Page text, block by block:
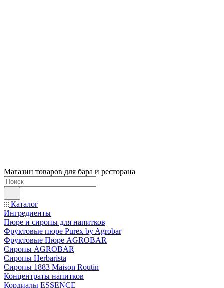
Магазин товаров для бара и ресторана
Каталог
Ингредиенты
Пюре и сиропы для напитков
Фруктовые пюре Purex by Agrobar
Фруктовые Пюре AGROBAR
Сиропы AGROBAR
Сиропы Herbarista
Сиропы 1883 Maison Routin
Концентраты напитков
Кордиалы ESSENCE